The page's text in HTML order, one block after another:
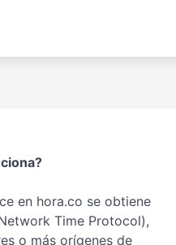
en hora.co se obtiene
Time Protocol),
o más orígenes de